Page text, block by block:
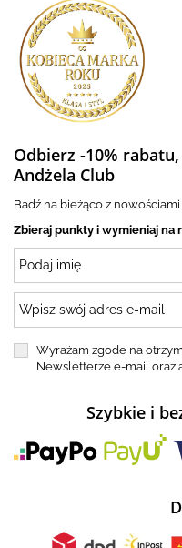
Odbierz -10%
Andżela Club
Badź na bieżąco z
Zbieraj punkty i wymieniaj na
Wyrażam zgode na
Newsletterze e-mail oraz
Szybkie i